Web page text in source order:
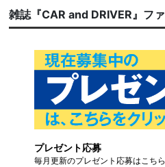
雑誌『CAR and DRIVER』フ
プレゼント応募
毎月更新のプレゼント応募はこち